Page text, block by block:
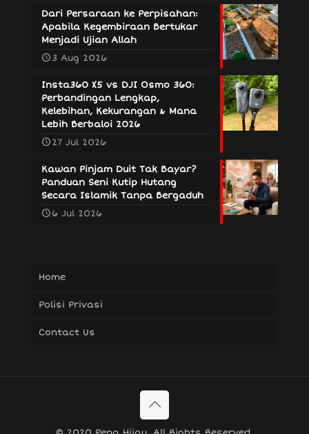
Dari Persaraan ke Perpisahan:
Apabila Kegembiraan Bertukar
Menjadi Ujian Allah
3 Aug 2026
Insta360 X5 vs DJI Osmo 360:
Perbandingan Lengkap,
Kelebihan, Kekurangan & Mana
Lebih Berbaloi 2026
27 Jul 2026
Kawan Pinjam Duit Tak Bayar?
Panduan Seni Kutip Hutang
Secara Islamik Tanpa Bergaduh
6 Jul 2026
Home
Polisi Privasi
Contact Us